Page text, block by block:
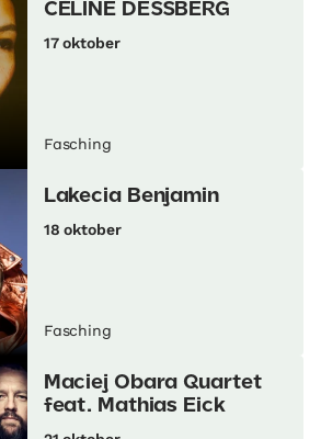
CÉLINE DESSBERG
17 oktober
Fasching
Lakecia Benjamin
18 oktober
Fasching
Maciej Obara Quartet
feat. Mathias Eick